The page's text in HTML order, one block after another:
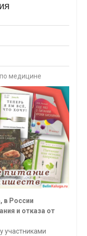
медицине
в России
и отказа от
участниками